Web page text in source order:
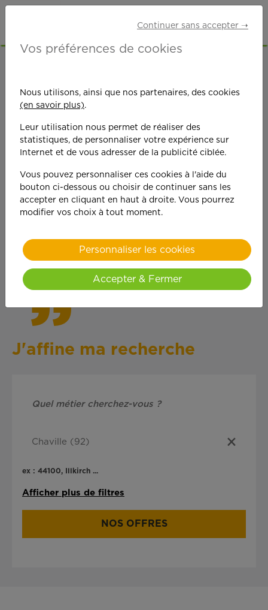
On est toujours plus
performant
quand on y met du
cœur !
J'affine ma recherche
ex : 44100, Illkirch ...
Afficher plus de filtres
NOS OFFRES
Continuer sans accepter ➝
Vos préférences de cookies
Nous utilisons, ainsi que nos partenaires, des cookies
(en savoir plus).
Leur utilisation nous permet de réaliser des
statistiques, de personnaliser votre expérience sur
Internet et de vous adresser de la publicité ciblée.
Vous pouvez personnaliser ces cookies à l'aide du
bouton ci-dessous ou choisir de continuer sans les
accepter en cliquant en haut à droite. Vous pourrez
modifier vos choix à tout moment.
Personnaliser les cookies
Accepter & Fermer